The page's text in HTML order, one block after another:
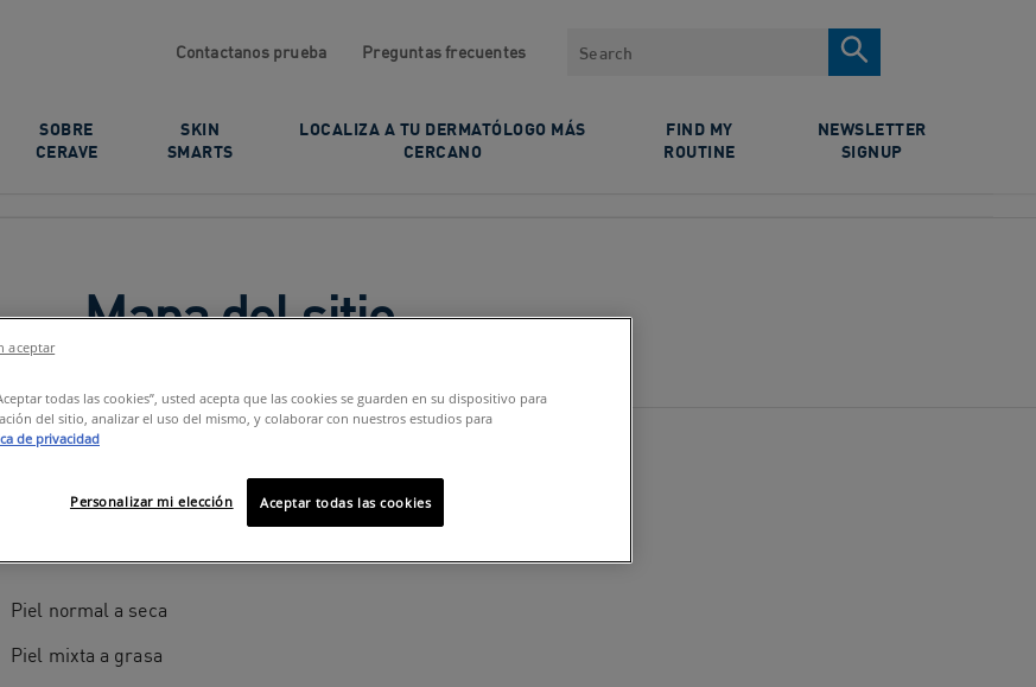
Contactanos prueba Preguntas frecuentes Search
SOBRE
CERAVE
SKIN
SMARTS
LOCALIZA A TU DERMATÓLOGO MÁS
CERCANO
FIND MY
ROUTINE
NEWSLETTER
SIGNUP
Mapa del sitio
Piel normal a seca
Piel mixta a grasa
todas las cookies”, usted acepta que las cookies se guarden en su dispositivo para
del sitio, analizar el uso del mismo, y colaborar con nuestros estudios para
de privacidad
Aceptar todas las cookies
Personalizar mi elección
aceptar